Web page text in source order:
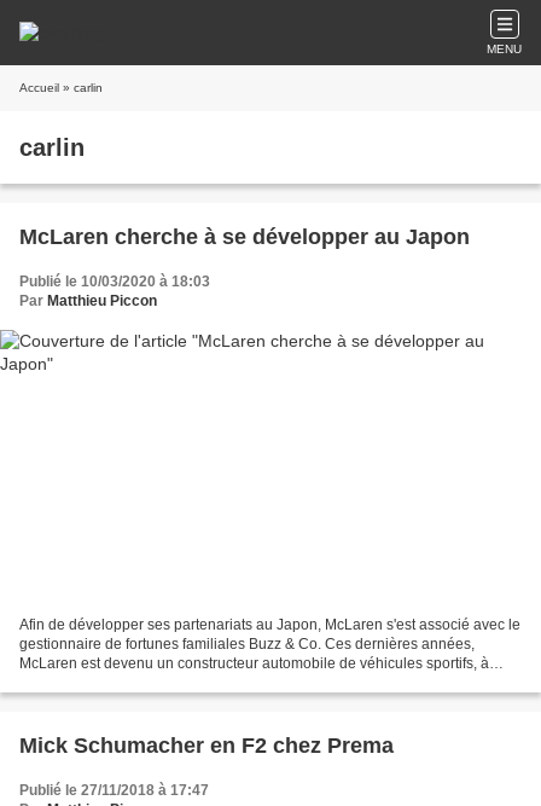
MENU
Accueil » carlin
carlin
McLaren cherche à se développer au Japon
Publié le 10/03/2020 à 18:03
Par Matthieu Piccon
Afin de développer ses partenariats au Japon, McLaren s'est associé avec le
gestionnaire de fortunes familiales Buzz & Co. Ces dernières années,
McLaren est devenu un constructeur automobile de véhicules sportifs, à
Mick Schumacher en F2 chez Prema
Publié le 27/11/2018 à 17:47